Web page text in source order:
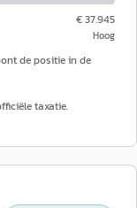
€ 37.945
Hoog
de positie in de
taxatie.